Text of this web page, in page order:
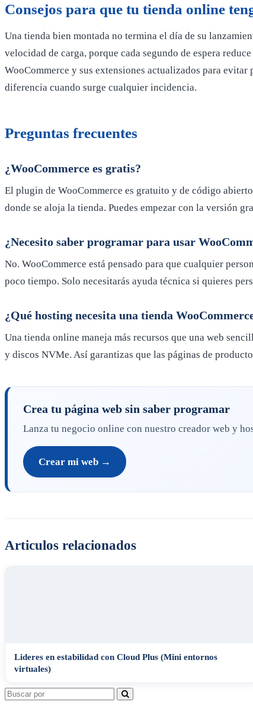
Consejos para que tu tienda online
Una tienda bien montada no termina el día de su
velocidad de carga, porque cada segundo de espera
WooCommerce y sus extensiones actualizados para
diferencia cuando surge cualquier incidencia.
Preguntas frecuentes
¿WooCommerce es gratis?
El plugin de WooCommerce es gratuito y de código
donde se aloja la tienda. Puedes empezar con la versión
¿Necesito saber programar para usar
No. WooCommerce está pensado para que cualquier
poco tiempo. Solo necesitarás ayuda técnica si quieres
¿Qué hosting necesita una tienda
Una tienda online maneja más recursos que una web
y discos NVMe. Así garantizas que las páginas de
Crea tu página web sin saber programar
Lanza tu negocio online con nuestro creador web y
Crear mi web →
Articulos relacionados
Lideres en estabilidad con Cloud Plus (Mini entornos
virtuales)
Search